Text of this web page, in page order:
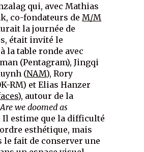
qui, avec Mathias
co-fondateurs de M/M
la journée de
était invité le
la table ronde avec
(Pentagram), Jingqi
(NAM), Rory
RM) et Elias Hanzer
), autour de la
Are we doomed as
Il estime que la difficulté
esthétique, mais
le fait de conserver une